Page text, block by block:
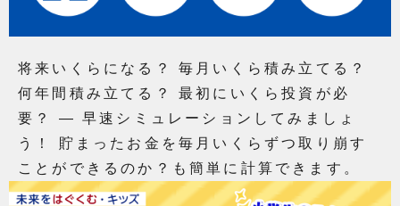
将来いくらになる？ 毎月いくら積み立てる？
何年間積み立てる？ 最初にいくら投資が必
要？ ― 早速シミュレーションしてみましょ
う！ 貯まったお金を毎月いくらずつ取り崩す
ことができるのか？も簡単に計算できます。